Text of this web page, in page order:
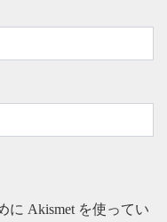
に Akismet を使ってい